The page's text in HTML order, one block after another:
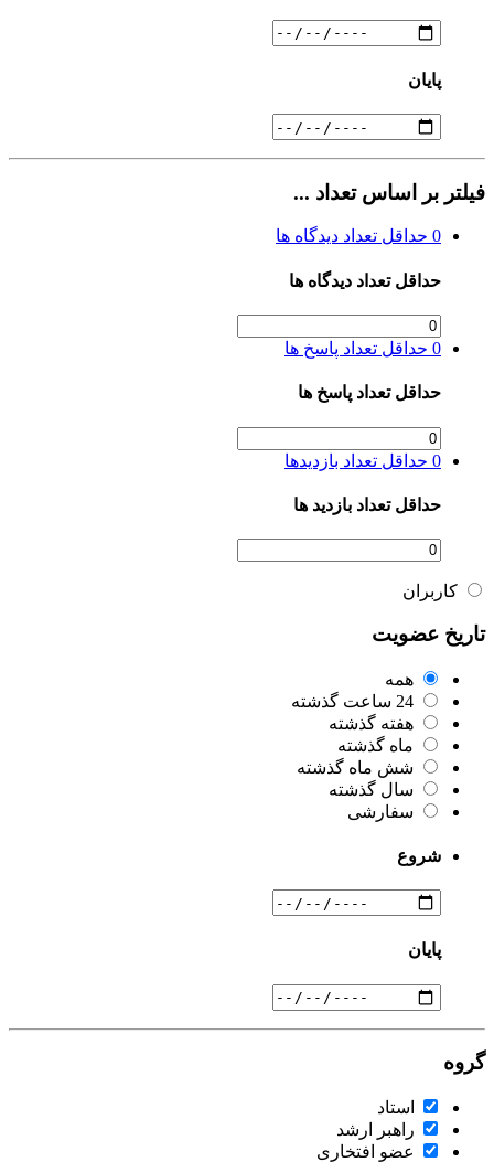
پایان
فیلتر بر اساس تعداد ...
0 حداقل تعداد دیدگاه ها
حداقل تعداد دیدگاه ها
0 حداقل تعداد پاسخ ها
حداقل تعداد پاسخ ها
0 حداقل تعداد بازدیدها
حداقل تعداد بازدید ها
کاربران
تاریخ عضویت
همه
24 ساعت گذشته
هفته گذشته
ماه گذشته
شش ماه گذشته
سال گذشته
سفارشی
شروع
پایان
گروه
استاد
راهبر ارشد
عضو افتخاری